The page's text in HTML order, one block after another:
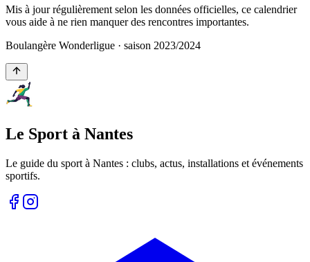
Mis à jour régulièrement selon les données officielles, ce calendrier
vous aide à ne rien manquer des rencontres importantes.
Boulangère Wonderligue · saison 2023/2024
Le Sport à Nantes
Le guide du sport à Nantes : clubs, actus, installations et événements
sportifs.